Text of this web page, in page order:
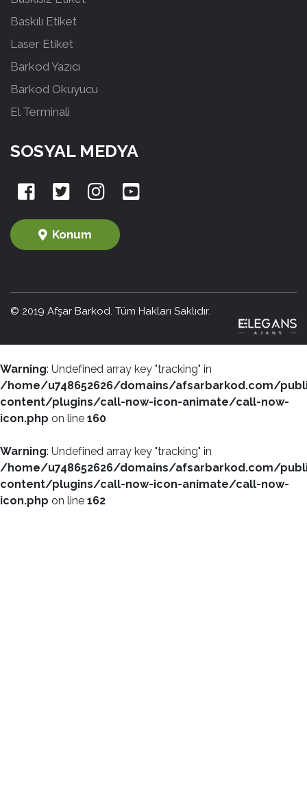
Baskılı Etiket
Laser Etiket
Barkod Yazıcı
Barkod Okuyucu
El Terminali
SOSYAL MEDYA
Konum
© 2019 Afşar Barkod. Tüm Hakları Saklıdır.
Warning: Undefined array key "tracking" in
/home/u748652626/domains/afsarbarkod.com/
content/plugins/call-now-icon-animate/call-now-
icon.php on line 160
Warning: Undefined array key "tracking" in
/home/u748652626/domains/afsarbarkod.com/
content/plugins/call-now-icon-animate/call-now-
icon.php on line 162